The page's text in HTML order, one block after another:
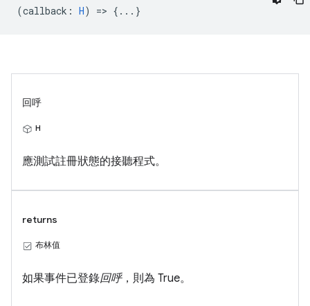
(callback : H) => {...}
回呼
H
應測試註冊狀態的接聽程式。
returns
布林值
如果事件已登錄回呼，則為 True。